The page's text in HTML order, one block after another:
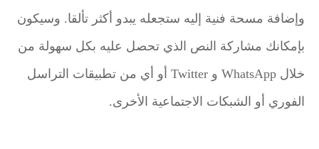
وإضافة مسحة فنية إليه ستجعله يبدو أكثر تألقا. وسيكون
بإمكانك مشاركة النص الذي تحصل عليه بكل سهولة من
خلال WhatsApp و Twitter أو أي من تطبيقات التراسل
الفوري أو الشبكات الاجتماعية الأخرى.